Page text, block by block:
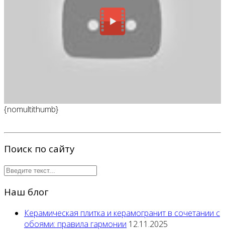
{nomultithumb}
Поиск по сайту
Наш блог
Керамическая плитка и керамогранит в сочетании с
обоями: правила гармонии 12.11.2025